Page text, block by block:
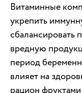
Витаминные
укрепить
сбалансировать
вредную
период
влияет на
рацион